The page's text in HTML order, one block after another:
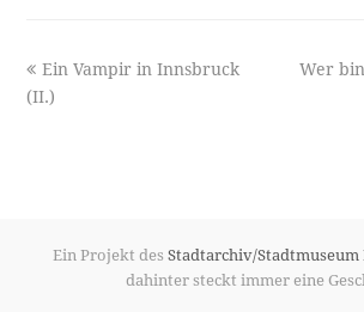
previous
post:
Ein Vampir in Innsbruck
(II.)
next
Wer
Ein Projekt des Stadtarchiv/Stadtmuseum
dahinter steckt immer eine